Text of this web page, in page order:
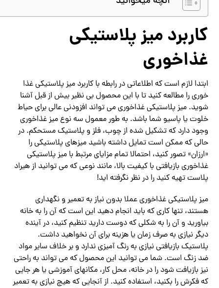
کاربرد میز پلاستیکی
غذاخوری
ابتدا لازم است که اطلاعاتی در رابطه با کاربرد میز پلاستیکی غذا
خوری را مطالعه کنید تا با این محصول بی نظیر بیش از قبل آشنا
شوید. میز پلاستیکی غذاخوری می تواند افزودنی عالی برای حیاط
خلوت یا پاسیو شما باشد. به طور معمول سه نوع میز غذاخوری
وجود دارد که تشکیل شده از چوب، فلز و پلاستیک مستحکم. در
حالی که ممکن است تمایل داشته باشید میزهای پلاستیکی را
«ارزان» تصور کنید، احتمالا تمام مزایای مرتبط با میز پلاستیکی
غذاخوری بازیافتی با کیفیت بالا، مانند نوعی که می توانید از هیراد
پلاست تهیه کنید را در نظر نگرفته اید!
میز پلاستیکی غذاخوری عملا بدون نیاز به تعمیر و نگهداری
هستند، تنها کاری که باید انجام دهید این است که آن را به خانه
بیاورید و آن را به شکلی که دوست دارید تنظیم کنید، در آینده
دیگر نیازی به صرف زمان یا هزینه برای آن نخواهید داشت.
پلاستیک بازیافتی نیازی به رنگ آمیزی ندارد و بر خلاف سایر مواد
ضد زنگ است. شما می توانید این محصول که می تواند به راحتی
نیز بازیافت شود را در خانه، محل کار، مکانهای آموزشی یا هر جایی
که فکرش را بکنید، استفاده کنید. از آنجایی که هیچ نیازی به تعمیر